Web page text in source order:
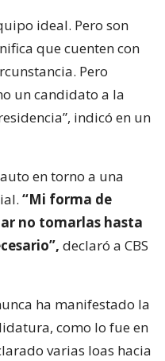
ideal. Pero son
que cuenten con
Pero
un candidato a la
indicó en un
en torno a una
“Mi forma de
no tomarlas hasta
declaró a CBS
ha manifestado la
como lo fue en
varias loas hacia